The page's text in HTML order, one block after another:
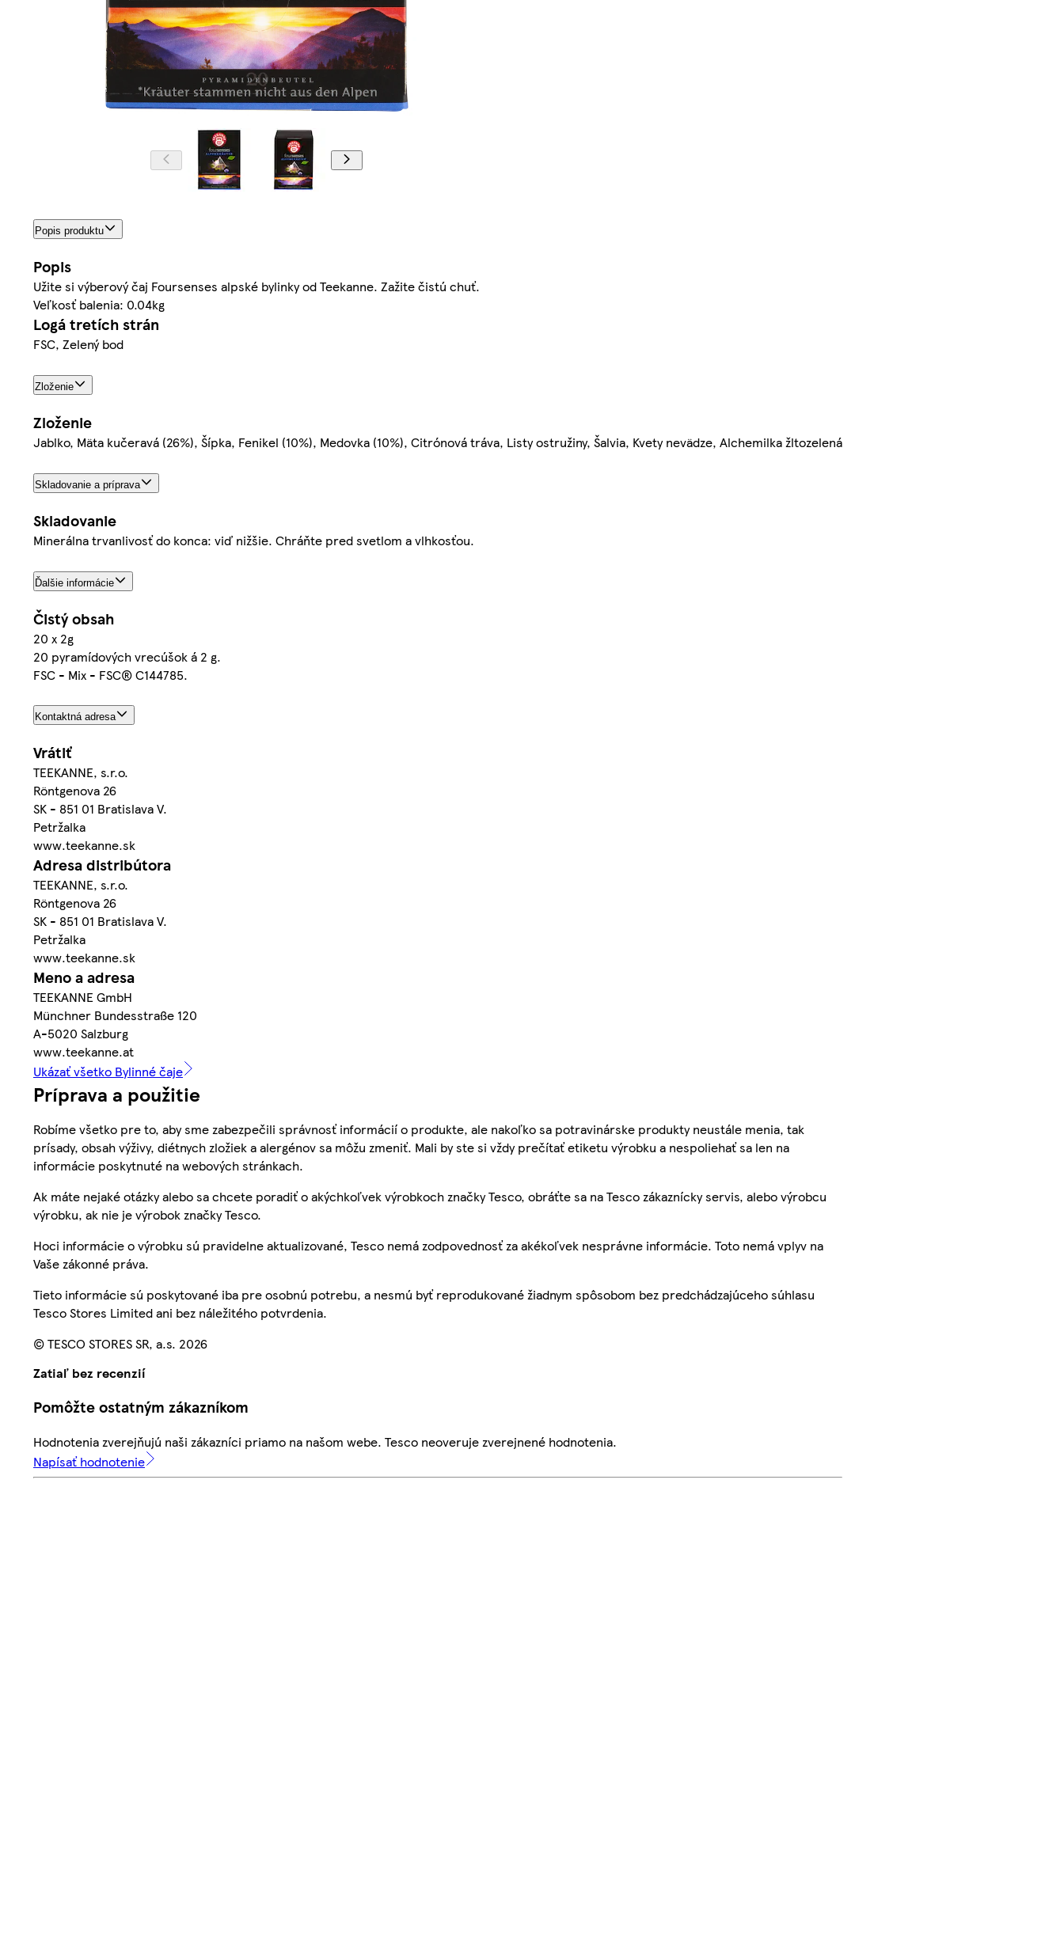
Popis produktu
Popis
Užite si výberový čaj Foursenses alpské bylinky od Teekanne. Zažite čistú chuť.
Veľkosť balenia: 0.04kg
Logá tretích strán
FSC, Zelený bod
Zloženie
Zloženie
Jablko, Mäta kučeravá (26%), Šípka, Fenikel (10%), Medovka (10%), Citrónová tráva, Listy ostružiny, Šalvia, Kvety nevädze, Alchemilka žltozelená
Skladovanie a príprava
Skladovanie
Minerálna trvanlivosť do konca: viď nižšie. Chráňte pred svetlom a vlhkosťou.
Ďalšie informácie
Čistý obsah
20 x 2g
20 pyramídových vrecúšok á 2 g.
FSC - Mix - FSC® C144785.
Kontaktná adresa
Vrátiť
TEEKANNE, s.r.o.
Röntgenova 26
SK - 851 01 Bratislava V.
Petržalka
www.teekanne.sk
Adresa distribútora
TEEKANNE, s.r.o.
Röntgenova 26
SK - 851 01 Bratislava V.
Petržalka
www.teekanne.sk
Meno a adresa
TEEKANNE GmbH
Münchner Bundesstraße 120
A-5020 Salzburg
www.teekanne.at
Ukázať všetko Bylinné čaje
Príprava a použitie
Robíme všetko pre to, aby sme zabezpečili správnosť informácií o produkte, ale nakoľko sa potravinárske produkty neustále menia, tak
prísady, obsah výživy, diétnych zložiek a alergénov sa môžu zmeniť. Mali by ste si vždy prečítať etiketu výrobku a nespoliehať sa len na
informácie poskytnuté na webových stránkach.
Ak máte nejaké otázky alebo sa chcete poradiť o akýchkoľvek výrobkoch značky Tesco, obráťte sa na Tesco zákaznícky servis, alebo výrobcu
výrobku, ak nie je výrobok značky Tesco.
Hoci informácie o výrobku sú pravidelne aktualizované, Tesco nemá zodpovednosť za akékoľvek nesprávne informácie. Toto nemá vplyv na
Vaše zákonné práva.
Tieto informácie sú poskytované iba pre osobnú potrebu, a nesmú byť reprodukované žiadnym spôsobom bez predchádzajúceho súhlasu
Tesco Stores Limited ani bez náležitého potvrdenia.
© TESCO STORES SR, a.s. 2026
Zatiaľ bez recenzií
Pomôžte ostatným zákazníkom
Hodnotenia zverejňujú naši zákazníci priamo na našom webe. Tesco neoveruje zverejnené hodnotenia.
Napísať hodnotenie